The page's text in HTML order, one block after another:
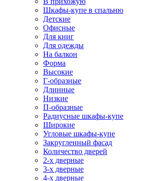
Шкафы-купе в спальню
Детские
Офисные
Для книг
Для одежды
На балкон
Форма
Высокие
Г-образные
Длинные
Низкие
П-образные
Радиусные шкафы-купе
Широкие
Угловые шкафы-купе
Закругленный фасад
Количество дверей
2-х дверные
3-х дверные
4-х дверные